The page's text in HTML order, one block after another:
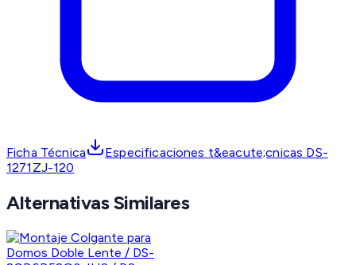
Ficha Técnica
Especificaciones t&eacute;cnicas DS-
1271ZJ-120
Alternativas Similares